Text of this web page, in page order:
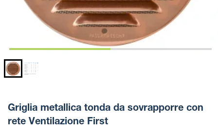
Griglia metallica tonda da sovrapporre con
rete Ventilazione First